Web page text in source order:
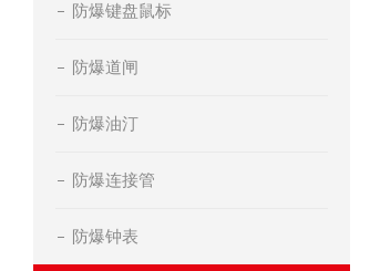
防爆键盘鼠标
防爆道闸
防爆油汀
防爆连接管
防爆钟表